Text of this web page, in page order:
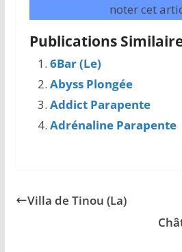
noter cet
Publications
6Bar (Le)
Abyss Plongée
Addict Parapente
Adrénaline Parapente
Villa de Tinou (La)